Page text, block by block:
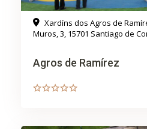
Xardíns dos Agros de
Muros, 3, 15701 Santiago de
Agros de Ramírez